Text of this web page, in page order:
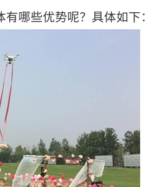
哪些优势呢？具体如下：